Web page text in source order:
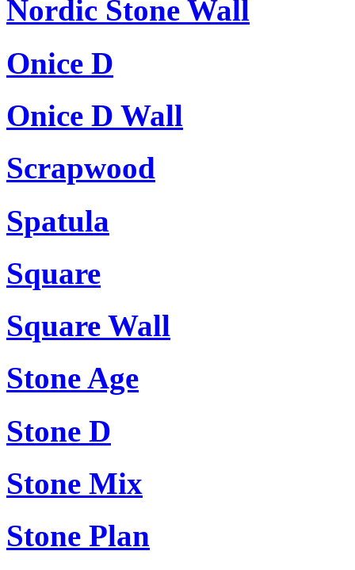
Nordic Stone Wall
Onice D
Onice D Wall
Scrapwood
Spatula
Square
Square Wall
Stone Age
Stone D
Stone Mix
Stone Plan